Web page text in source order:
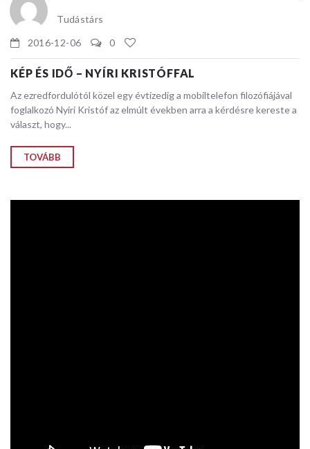
Tudástárs
2016-12-06
0
KÉP ÉS IDŐ – NYÍRI KRISTÓFFAL
Az ezredfordulótól közel egy évtizedig a mobiltelefon filozófiájával
foglalkozó Nyiri Kristóf az elmúlt években arra a kérdésre kereste a
választ, hogy...
TOVÁBB